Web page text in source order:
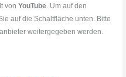
vonYouTube. Um auf den
auf die Schaltfläche unten. Bitte
weitergegeben werden.